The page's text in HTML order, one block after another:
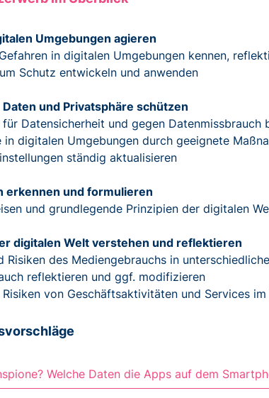
Umgebungen agieren
in digitalen Umgebungen kennen,
Schutz entwickeln und anwenden
und Privatsphäre schützen
für Datensicherheit und gegen Datenmissbrauch
in digitalen Umgebungen durch geeignete
ständig aktualisieren
erkennen und formulieren
und grundlegende Prinzipien der digitalen
digitalen Welt verstehen und reflektieren
Risiken des Mediengebrauchs in
reflektieren und ggf. modifizieren
von Geschäftsaktivitäten und Services
Welche Daten die Apps auf dem